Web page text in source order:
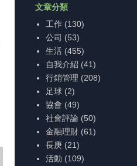
文章分類
工作 (130)
公司 (53)
生活 (455)
自我介紹 (41)
行銷管理 (208)
足球 (2)
協會 (49)
社會評論 (50)
金融理財 (61)
長庚 (21)
活動 (109)